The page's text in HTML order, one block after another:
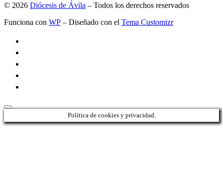
© 2026 Diócesis de Ávila – Todos los derechos reservados
Funciona con WP – Diseñado con el Tema Customizr
Política de cookies y privacidad.